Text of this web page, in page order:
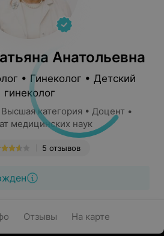
Анатольевна
• Гинеколог • Детский
гинеколог
категория • Доцент •
медицинских наук
5 отзывов
Отзывы На карте